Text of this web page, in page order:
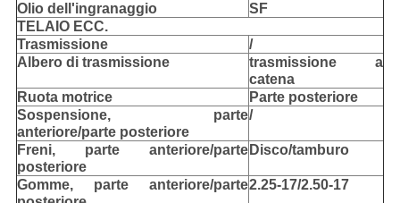
Olio dell'ingranaggio
SF
TELAIO ECC.
Trasmissione
/
Albero di trasmissione
trasmissione a
catena
Ruota motrice
Parte posteriore
Sospensione, parte
anteriore/parte posteriore
/
Freni, parte anteriore/parte
posteriore
Disco/tamburo
Gomme, parte anteriore/parte2.25-17/2.50-17